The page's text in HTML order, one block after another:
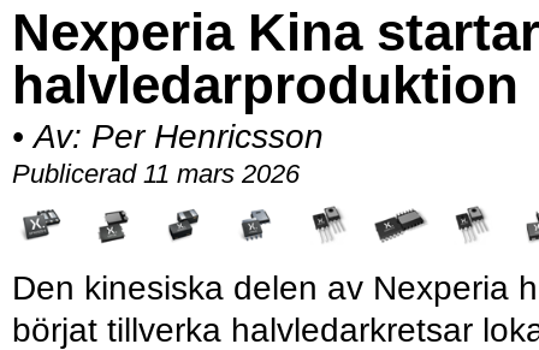
Nexperia Kina startar
halvledarproduktion
• Av: Per Henricsson
Publicerad 11 mars 2026
Den kinesiska delen av Nexperia
börjat tillverka halvledarkretsar